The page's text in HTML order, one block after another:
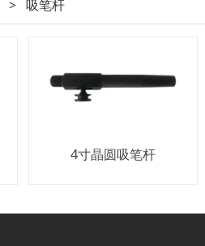
> 吸笔杆
4寸晶圆吸笔杆